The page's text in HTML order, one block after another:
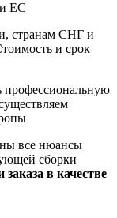
ЕС
странам СНГ и
и срок
профессиональную
все нюансы
сборки
заказа в качестве